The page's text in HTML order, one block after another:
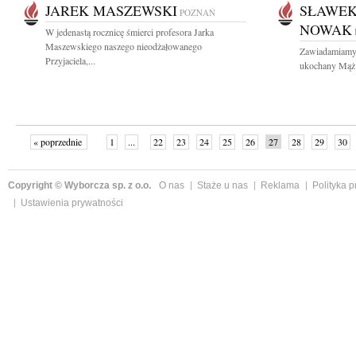
JAREK MASZEWSKI POZNAŃ
W jedenastą rocznicę śmierci profesora Jarka
Maszewskiego naszego nieodżałowanego
Przyjaciela,...
NOWAK
ukochany
« poprzednie 1 ... 22 23 24 25 26 27 28 29
30
Copyright © Wyborcza sp. z o.o. O nas Staże u nas Reklama
Polityka
Ustawienia prywatności